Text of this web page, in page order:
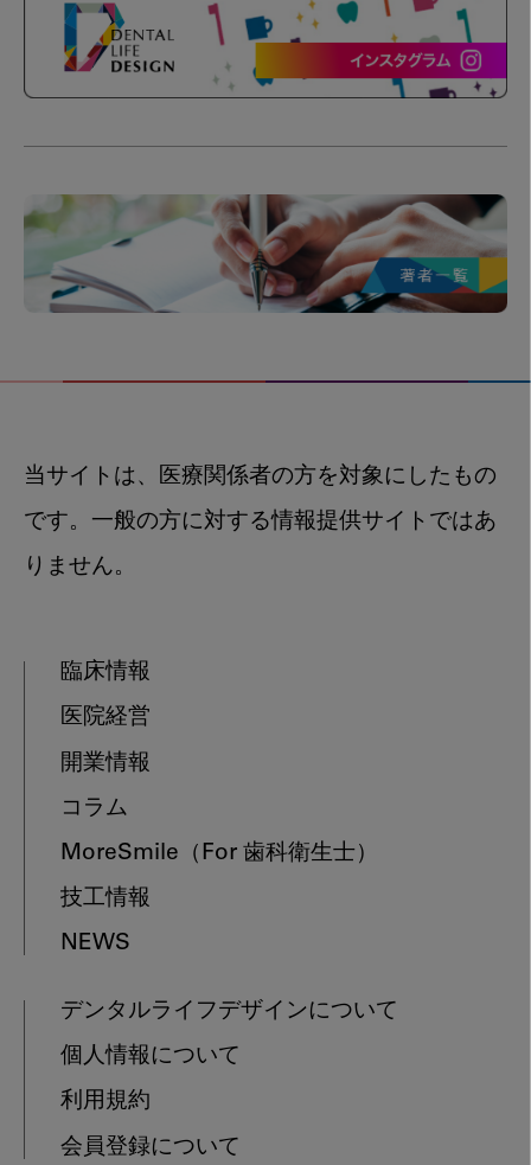
当サイトは、医療関係者の方を対象にしたもの
です。一般の方に対する情報提供サイトではあ
りません。
臨床情報
医院経営
開業情報
コラム
MoreSmile （For 歯科衛生士）
技工情報
NEWS
デンタルライフデザインについて
個人情報について
利用規約
会員登録について